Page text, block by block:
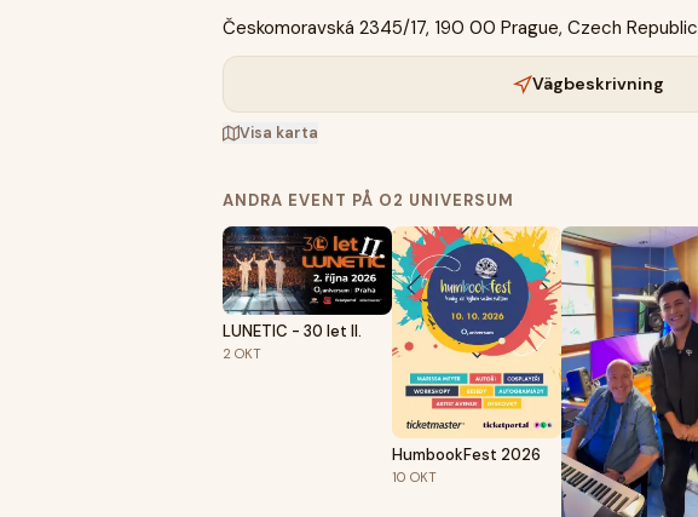
Českomoravská 2345/17, 190 00 Prague, Czech Republic
Vägbeskrivning
Visa karta
ANDRA EVENT PÅ O2 UNIVERSUM
LUNETIC - 30 let II.
2 OKT
HumbookFest 2026
10 OKT